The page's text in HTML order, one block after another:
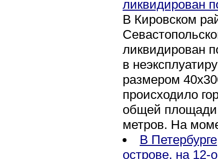
ликвидирован
В Кировском
ликвидирован
в
размером
происходило
общей площади
метров. На
В
острове, на 12-